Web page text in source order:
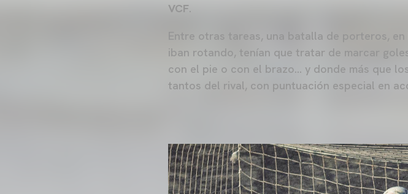
VCF.
Entre otras tareas, una batalla de porteros,
iban rotando, tenían que tratar de marcar
con el pie o con el brazo… y donde más que
tantos del rival, con puntuación especial en